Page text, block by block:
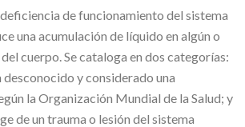
de funcionamiento del sistema
una acumulación de líquido en algún o
cuerpo. Se cataloga en dos categorías:
y considerado una
la Organización Mundial de la Salud; y
de un trauma o lesión del sistema